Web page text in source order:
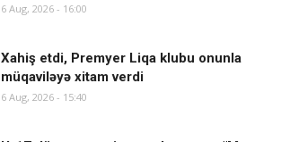
6 Aug, 2026 - 16:00
Xahiş etdi, Premyer Liqa klubu onunla
müqaviləyə xitam verdi
6 Aug, 2026 - 15:40